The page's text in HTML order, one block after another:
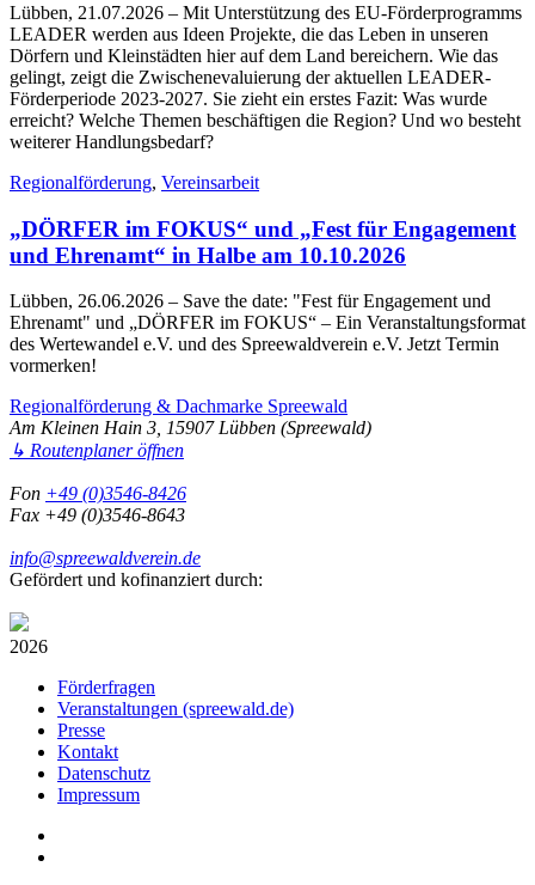
Lübben, 21.07.2026 – Mit Unterstützung des EU-Förderprogramms
LEADER werden aus Ideen Projekte, die das Leben in unseren
Dörfern und Kleinstädten hier auf dem Land bereichern. Wie das
gelingt, zeigt die Zwischenevaluierung der aktuellen LEADER-
Förderperiode 2023-2027. Sie zieht ein erstes Fazit: Was wurde
erreicht? Welche Themen beschäftigen die Region? Und wo besteht
weiterer Handlungsbedarf?
Regionalförderung, Vereinsarbeit
„DÖRFER im FOKUS“ und „Fest für Engagement
und Ehrenamt“ in Halbe am 10.10.2026
Lübben, 26.06.2026 – Save the date: "Fest für Engagement und
Ehrenamt" und „DÖRFER im FOKUS“ – Ein Veranstaltungsformat
des Wertewandel e.V. und des Spreewaldverein e.V. Jetzt Termin
vormerken!
Regionalförderung & Dachmarke Spreewald
Am Kleinen Hain 3, 15907 Lübben (Spreewald)
↳ Routenplaner öffnen
Fon +49 (0)3546-8426
Fax +49 (0)3546-8643
info@spreewaldverein.de
Gefördert und kofinanziert durch:
2026
Förderfragen
Veranstaltungen (spreewald.de)
Presse
Kontakt
Datenschutz
Impressum